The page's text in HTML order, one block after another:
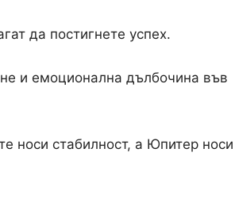
да постигнете успех.
и емоционална дълбочина във
носи стабилност, а Юпитер носи